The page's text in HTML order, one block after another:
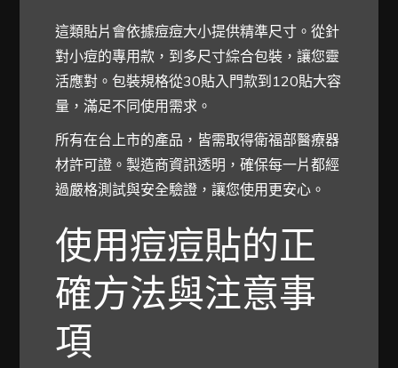
這類貼片會依據痘痘大小提供精準尺寸。從針
對小痘的專用款，到多尺寸綜合包裝，讓您靈
活應對。包裝規格從30貼入門款到120貼大容
量，滿足不同使用需求。
所有在台上市的產品，皆需取得衛福部醫療器
材許可證。製造商資訊透明，確保每一片都經
過嚴格測試與安全驗證，讓您使用更安心。
使用痘痘貼的正
確方法與注意事
項